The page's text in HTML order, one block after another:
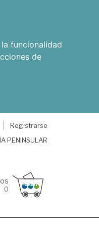
funcionalidad
de
Registrarse
PENINSULAR
0